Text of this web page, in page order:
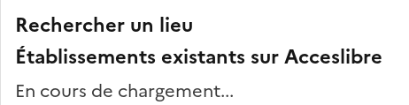
Rechercher un lieu
Établissements existants sur Acceslibre
En cours de chargement...